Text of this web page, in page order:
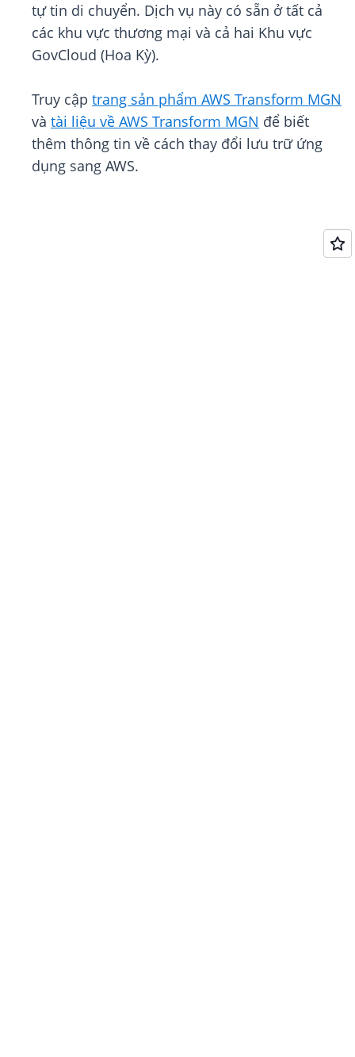
tự tin di chuyển. Dịch vụ này có sẵn ở tất cả
các khu vực thương mại và cả hai Khu vực
GovCloud (Hoa Kỳ).
Truy cập trang sản phẩm AWS Transform MGN
và tài liệu về AWS Transform MGN để biết
thêm thông tin về cách thay đổi lưu trữ ứng
dụng sang AWS.